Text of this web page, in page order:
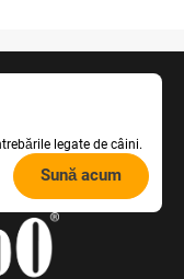
legate de câini.
Sună acum